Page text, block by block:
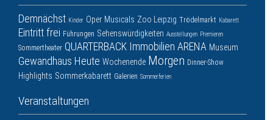
Demnächst Kinder Oper Musicals Zoo Leipzig Trödelmarkt Kabarett
Eintritt frei Führungen Sehenswürdigkeiten Ausstellungen Premieren
Sommertheater QUARTERBACK Immobilien ARENA Museum
Gewandhaus Heute Wochenende Morgen Dinner-Show
Highlights Sommerkabarett Galerien Sommerferien
Veranstaltungen